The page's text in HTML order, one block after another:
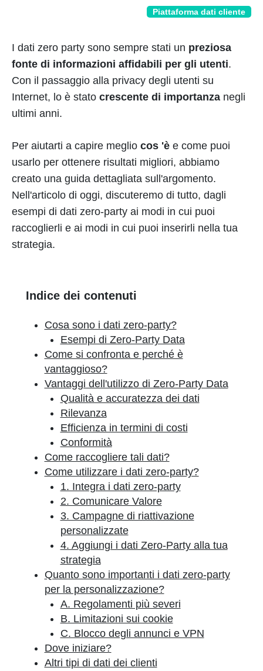
Piattaforma dati cliente
I dati zero party sono sempre stati un preziosa
fonte di informazioni affidabili per gli utenti.
Con il passaggio alla privacy degli utenti su
Internet, lo è stato crescente di importanza negli
ultimi anni.
Per aiutarti a capire meglio cos 'è e come puoi
usarlo per ottenere risultati migliori, abbiamo
creato una guida dettagliata sull'argomento.
Nell'articolo di oggi, discuteremo di tutto, dagli
esempi di dati zero-party ai modi in cui puoi
raccoglierli e ai modi in cui puoi inserirli nella tua
strategia.
Indice dei contenuti
Cosa sono i dati zero-party?
Esempi di Zero-Party Data
Come si confronta e perché è
vantaggioso?
Vantaggi dell'utilizzo di Zero-Party Data
Qualità e accuratezza dei dati
Rilevanza
Efficienza in termini di costi
Conformità
Come raccogliere tali dati?
Come utilizzare i dati zero-party?
1. Integra i dati zero-party
2. Comunicare Valore
3. Campagne di riattivazione
personalizzate
4. Aggiungi i dati Zero-Party alla tua
strategia
Quanto sono importanti i dati zero-party
per la personalizzazione?
A. Regolamenti più severi
B. Limitazioni sui cookie
C. Blocco degli annunci e VPN
Dove iniziare?
Altri tipi di dati dei clienti